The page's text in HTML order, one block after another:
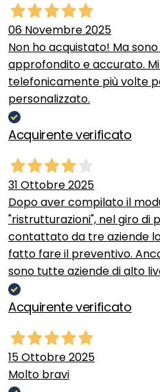
06 Novembre 2025
Non ho acquistato! Ma
approfondito e accurato.
telefonicamente più volte
personalizzato.
Acquirente verificato
31 Ottobre 2025
Dopo aver compilato il
"ristrutturazioni", nel giro di
contattato da tre aziende
fatto fare il preventivo.
sono tutte aziende di alto
Acquirente verificato
15 Ottobre 2025
Molto bravi